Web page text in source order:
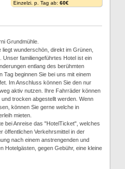
Einzelzi. p. Tag ab: 60€
Grundmühle.
wunderschön, direkt im Grünen,
. Unser familiengeführtes Hotel ist ein
entlang des berühmten
Tag beginnen Sie bei uns mit einem
Im Anschluss können Sie den nur
aktiv nutzen. Ihre Fahrräder können
trocken abgestellt werden. Wenn
können Sie gerne welche in
mieten.
bei Anreise das "HotelTicket", welches
öffentlichen Verkehrsmittel in der
nach einem anstrengenden und
Hotelgästen, gegen Gebühr, eine kleine